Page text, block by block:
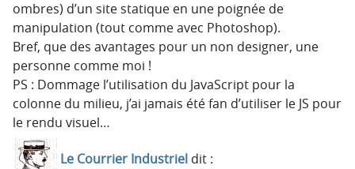
ombres) d’un site statique en une poignée de
manipulation (tout comme avec Photoshop).
Bref, que des avantages pour un non designer, une
personne comme moi !
PS : Dommage l’utilisation du JavaScript pour la
colonne du milieu, j’ai jamais été fan d’utiliser le JS pour
le rendu visuel…
Le Courrier Industriel dit :